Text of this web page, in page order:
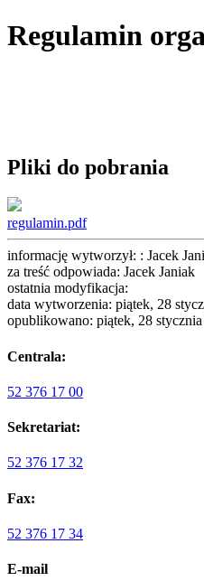
Regulamin
Pliki do pobrania
regulamin.pdf
informację wytworzył: : Jacek
za treść odpowiada: Jacek Janiak
ostatnia modyfikacja:
data wytworzenia: piątek, 28
opublikowano: piątek, 28
Centrala:
52 376 17 00
Sekretariat:
52 376 17 32
Fax:
52 376 17 34
E-mail